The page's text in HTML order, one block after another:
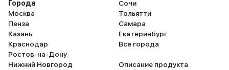
Города
Москва
Пенза
Казань
Краснодар
Ростов-на-Дону
Нижний Новгород
Сочи
Тольятти
Самара
Екатеринбург
Все города
Описание продукта